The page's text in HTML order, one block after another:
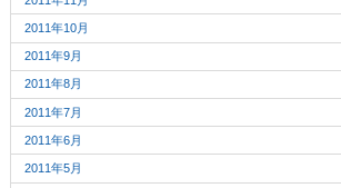
2011年10月
2011年9月
2011年8月
2011年7月
2011年6月
2011年5月